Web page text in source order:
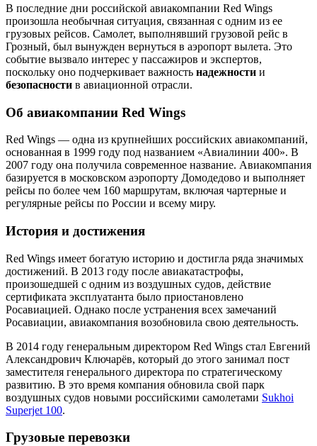
В последние дни российской авиакомпании Red Wings
произошла необычная ситуация, связанная с одним из ее
грузовых рейсов. Самолет, выполнявший грузовой рейс в
Грозный, был вынужден вернуться в аэропорт вылета. Это
событие вызвало интерес у пассажиров и экспертов,
поскольку оно подчеркивает важность надежности и
безопасности в авиационной отрасли.
Об авиакомпании Red Wings
Red Wings — одна из крупнейших российских авиакомпаний,
основанная в 1999 году под названием «Авиалинии 400». В
2007 году она получила современное название. Авиакомпания
базируется в московском аэропорту Домодедово и выполняет
рейсы по более чем 160 маршрутам, включая чартерные и
регулярные рейсы по России и всему миру.
История и достижения
Red Wings имеет богатую историю и достигла ряда значимых
достижений. В 2013 году после авиакатастрофы,
произошедшей с одним из воздушных судов, действие
сертификата эксплуатанта было приостановлено
Росавиацией. Однако после устранения всех замечаний
Росавиации, авиакомпания возобновила свою деятельность.
В 2014 году генеральным директором Red Wings стал Евгений
Александрович Ключарёв, который до этого занимал пост
заместителя генерального директора по стратегическому
развитию. В это время компания обновила свой парк
воздушных судов новыми российскими самолетами Sukhoi
Superjet 100.
Грузовые перевозки